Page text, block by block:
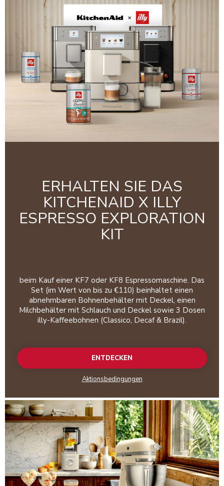
ERHALTEN SIE DAS
KITCHENAID X ILLY
ESPRESSO EXPLORATION
KIT
beim Kauf einer KF7 oder KF8 Espressomaschine. Das
Set (im Wert von bis zu €110) beinhaltet einen
abnehmbaren Bohnenbehälter mit Deckel, einen
Milchbehälter mit Schlauch und Deckel sowie 3 Dosen
illy-Kaffeebohnen (Classico, Decaf & Brazil).
ENTDECKEN
Aktionsbedingungen